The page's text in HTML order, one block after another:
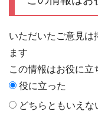
いただいたご意見は
ます
この情報はお役に立
役に立った
どちらともいえな